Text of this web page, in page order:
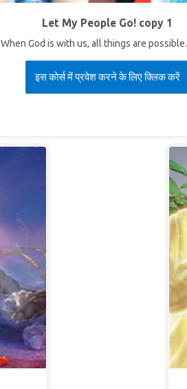
Let My People Go! copy 1
When God is with us, all things are possible.
इस कोर्स में प्रवेश करने के लिए क्लिक करें